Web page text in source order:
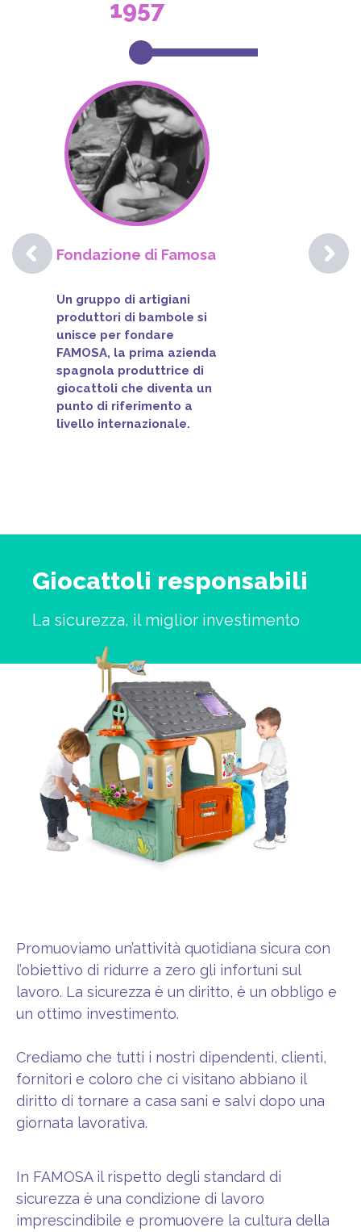
1957
Fondazione di Famosa
Un gruppo di artigiani
produttori di bambole si
unisce per fondare
FAMOSA, la prima azienda
spagnola produttrice di
giocattoli che diventa un
punto di riferimento a
livello internazionale.
Giocattoli responsabili
La sicurezza, il miglior investimento
Promuoviamo un’attività quotidiana sicura con
l’obiettivo di ridurre a zero gli infortuni sul
lavoro. La sicurezza è un diritto, è un obbligo e
un ottimo investimento.
Crediamo che tutti i nostri dipendenti, clienti,
fornitori e coloro che ci visitano abbiano il
diritto di tornare a casa sani e salvi dopo una
giornata lavorativa.
In FAMOSA il rispetto degli standard di
sicurezza è una condizione di lavoro
imprescindibile e promuovere la cultura della